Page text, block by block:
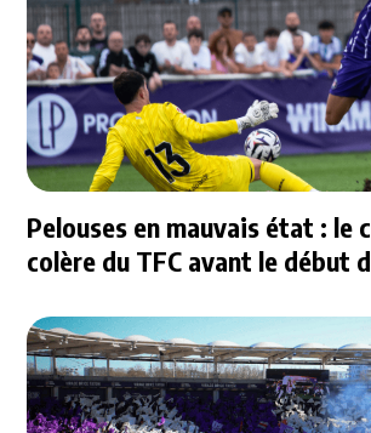
Pelouses en mauvais état : le
colère du TFC avant le début